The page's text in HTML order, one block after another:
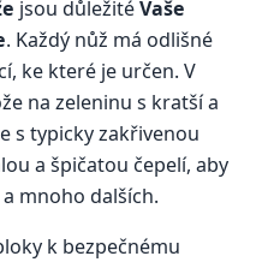
jsou důležitéVaše
. Každý nůž má odlišné
ke které je určen. V
na zeleninu s kratší a
s typicky zakřivenou
a špičatou čepelí, aby
mnoho dalších.
k bezpečnému